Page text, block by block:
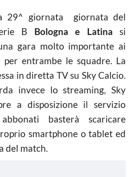
29^ giornata giornata del
B Bologna e Latinasi
gara molto importante ai
entrambe le squadre. La
in diretta TV su Sky Calcio.
invece lo streaming, Sky
a disposizione il servizio
basterà scaricare
smartphone o tablet ed
del match.